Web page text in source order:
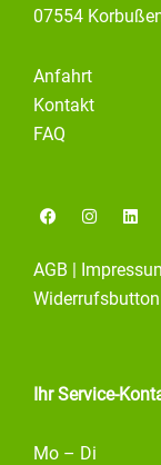
07554
Anfahrt
Kontakt
FAQ
F
a
e
b
o
o
I
n
a
g
r
L
i
e
d
i
AGB
Widerrufsbutton
Ihr Service-
Mo – Di